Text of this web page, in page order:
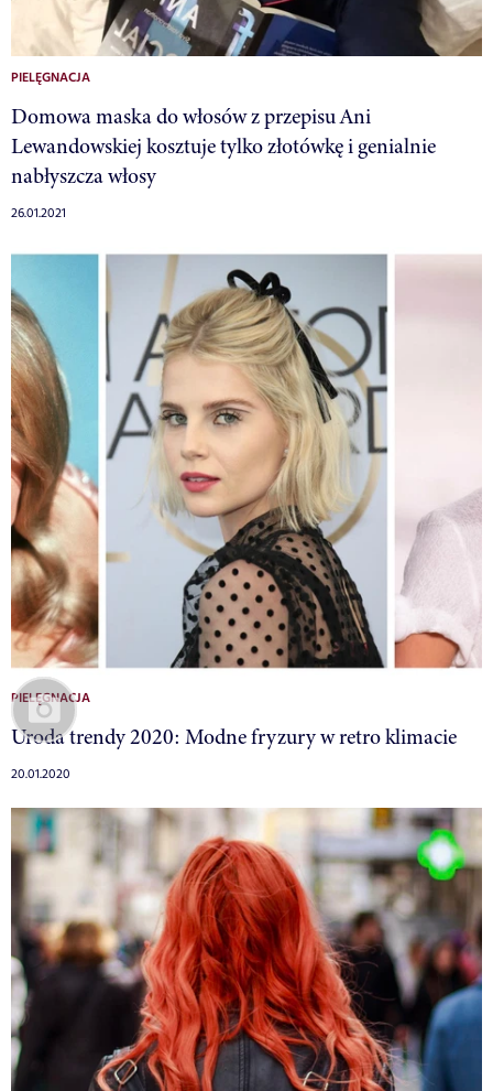
PIELĘGNACJA
Domowa maska do włosów z przepisu Ani
Lewandowskiej kosztuje tylko złotówkę i genialnie
nabłyszcza włosy
26.01.2021
PIELĘGNACJA
Uroda trendy 2020: Modne fryzury w retro klimacie
20.01.2020